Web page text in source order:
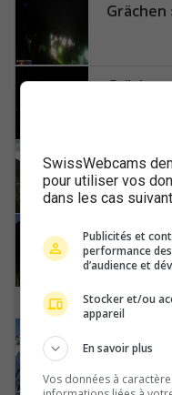
Grächen
Grächen ›
Gspon:
Gundis:
SwissWebcams
pour utiliser vos
dans les cas
Publicités et
performance
d’audience et
Stocker et/ou
appareil
En savoir plus
Vos données à